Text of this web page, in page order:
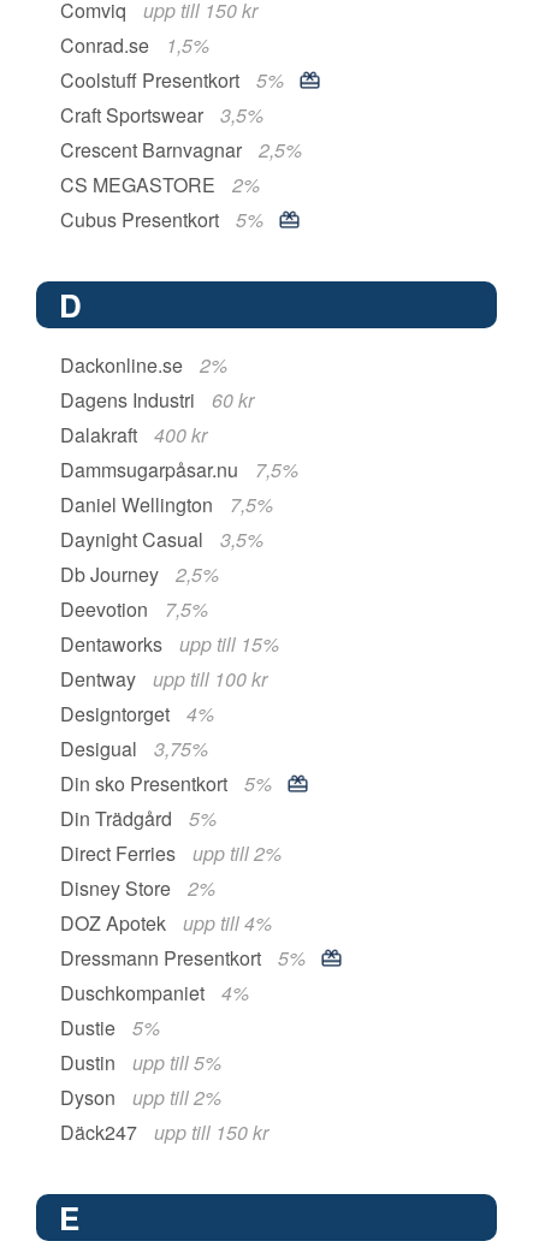
Comviq
upp till 150 kr
Conrad.se
1,5%
Coolstuff Presentkort
5%
Craft Sportswear
3,5%
Crescent Barnvagnar
2,5%
CS MEGASTORE
2%
Cubus Presentkort
5%
D
Dackonline.se
2%
Dagens Industri
60 kr
Dalakraft
400 kr
Dammsugarpåsar.nu
7,5%
Daniel Wellington
7,5%
Daynight Casual
3,5%
Db Journey
2,5%
Deevotion
7,5%
Dentaworks
upp till 15%
Dentway
upp till 100 kr
Designtorget
4%
Desigual
3,75%
Din sko Presentkort
5%
Din Trädgård
5%
Direct Ferries
upp till 2%
Disney Store
2%
DOZ Apotek
upp till 4%
Dressmann Presentkort
5%
Duschkompaniet
4%
Dustie
5%
Dustin
upp till 5%
Dyson
upp till 2%
Däck247
upp till 150 kr
E